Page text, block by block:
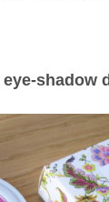
shadow